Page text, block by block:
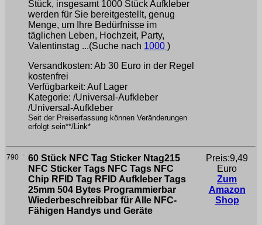
Stück, insgesamt 1000 Stück Aufkleber
werden für Sie bereitgestellt, genug
Menge, um Ihre Bedürfnisse im
täglichen Leben, Hochzeit, Party,
Valentinstag ...(Suche nach 1000 )
Versandkosten: Ab 30 Euro in der Regel
kostenfrei
Verfügbarkeit: Auf Lager
Kategorie: /Universal-Aufkleber
/Universal-Aufkleber
Seit der Preiserfassung können Veränderungen
erfolgt sein**/Link*
790
60 Stück NFC Tag Sticker Ntag215
NFC Sticker Tags NFC Tags NFC
Chip RFID Tag RFID Aufkleber Tags
25mm 504 Bytes Programmierbar
Wiederbeschreibbar für Alle NFC-
Fähigen Handys und Geräte
Preis:9,49
Euro
Zum
Amazon
Shop